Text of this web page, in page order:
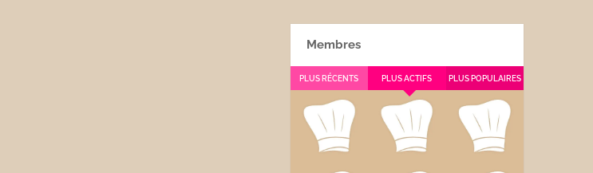
Membres
PLUS RÉCENTS PLUS ACTIFS PLUS POPULAIRES